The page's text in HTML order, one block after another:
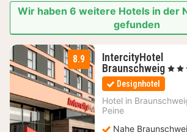
Wir haben 6 weitere Hotels in der
gefunden
8.9
IntercityHotel
Braunschweig 3
53
, 4
Designhotel
Hotel in
Peine
Nahe